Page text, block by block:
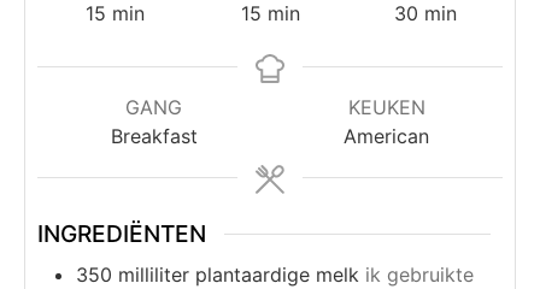
15 min
15 min
30 min
GANG
Breakfast
KEUKEN
American
INGREDIËNTEN
350 milliliter plantaardige melk ik gebruikte